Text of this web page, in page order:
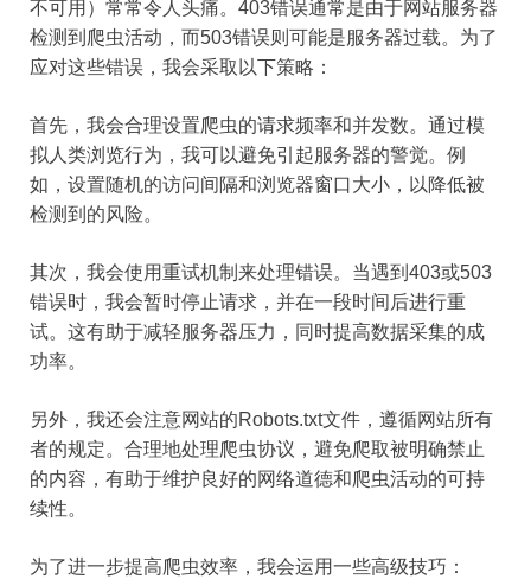
不可用）常常令人头痛。403错误通常是由于网站服务器
检测到爬虫活动，而503错误则可能是服务器过载。为了
应对这些错误，我会采取以下策略：
首先，我会合理设置爬虫的请求频率和并发数。通过模
拟人类浏览行为，我可以避免引起服务器的警觉。例
如，设置随机的访问间隔和浏览器窗口大小，以降低被
检测到的风险。
其次，我会使用重试机制来处理错误。当遇到403或503
错误时，我会暂时停止请求，并在一段时间后进行重
试。这有助于减轻服务器压力，同时提高数据采集的成
功率。
另外，我还会注意网站的Robots.txt文件，遵循网站所有
者的规定。合理地处理爬虫协议，避免爬取被明确禁止
的内容，有助于维护良好的网络道德和爬虫活动的可持
续性。
为了进一步提高爬虫效率，我会运用一些高级技巧：